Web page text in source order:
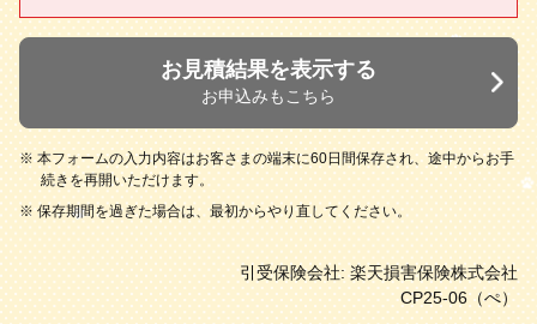
お見積結果を表示する
お申込みもこちら
※ 本フォームの入力内容はお客さまの端末に60日間保存され、途中からお手
続きを再開いただけます。
※ 保存期間を過ぎた場合は、最初からやり直してください。
引受保険会社: 楽天損害保険株式会社
CP25-06（ぺ）